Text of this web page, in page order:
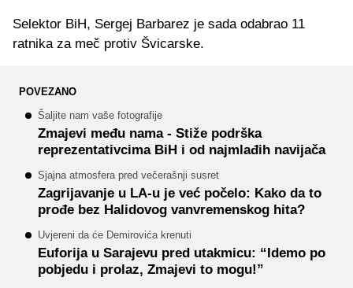
Selektor BiH, Sergej Barbarez je sada odabrao 11
ratnika za meč protiv Švicarske.
POVEZANO
Šaljite nam vaše fotografije
Zmajevi među nama - Stiže podrška
reprezentativcima BiH i od najmlađih navijača
Sjajna atmosfera pred večerašnji susret
Zagrijavanje u LA-u je već počelo: Kako da to
prođe bez Halidovog vanvremenskog hita?
Uvjereni da će Demirovića krenuti
Euforija u Sarajevu pred utakmicu: “Idemo po
pobjedu i prolaz, Zmajevi to mogu!”